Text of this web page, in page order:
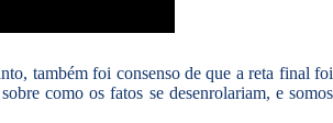
também foi consenso de que a reta final foi
como os fatos se desenrolariam, e somos